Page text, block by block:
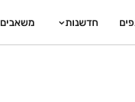
חדשנות משאבים